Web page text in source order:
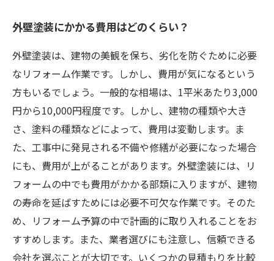
外壁塗装にかかる費用はどのくらい？
外壁塗装は、建物の美観を保ち、劣化を防ぐために必要
なリフォーム作業です。しかし、費用が気になるという
方もいるでしょう。一般的な相場は、1平米あたり3,000
円から10,000円程度です。しかし、建物の種類や大き
さ、塗料の種類などによって、費用は変動します。ま
た、工事中に発見される不備や修繕が必要になった場合
にも、費用が上がることがあります。外壁塗装には、リ
フォームの中でも費用がかかる部類に入りますが、建物
の寿命を延ばすためには必要不可欠な作業です。そのた
め、リフォーム予算の中で計画的に取り入れることをお
すすめします。また、業者選びにも注意し、信頼できる
会社を選ぶことが大切です。いくつかの見積もりを比較